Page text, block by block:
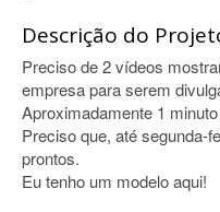
Descrição do
Preciso de 2 vídeos
empresa para serem
Aproximadamente 1
Preciso que, até segunda-
prontos.
Eu tenho um modelo aqui!